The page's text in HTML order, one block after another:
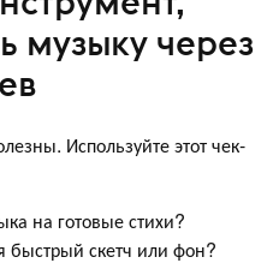
музыку через
Используйте этот чек-
на готовые стихи?
быстрый скетч или фон?